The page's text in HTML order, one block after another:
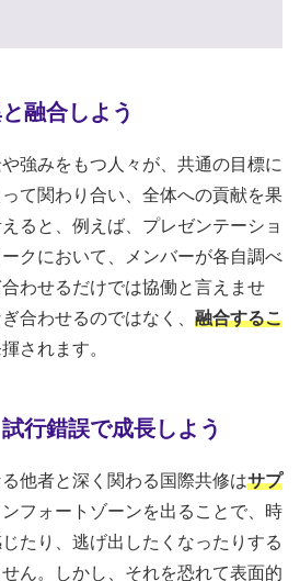
融合しよう
強みをもつ人々が、共通の目標に
て関わり合い、全体への貢献を果
ると、例えば、プレゼンテーショ
クにおいて、メンバーが各自調べ
わせるだけでは協働と言えませ
合わせるのではなく、 融合するこ
されます。
行錯誤で成長しよう
他者と深く関わる国際共修はサプ
フォートゾーンを出ることで、時
たり、逃げ出したくなったりする
ん。しかし、それを恐れて表面的